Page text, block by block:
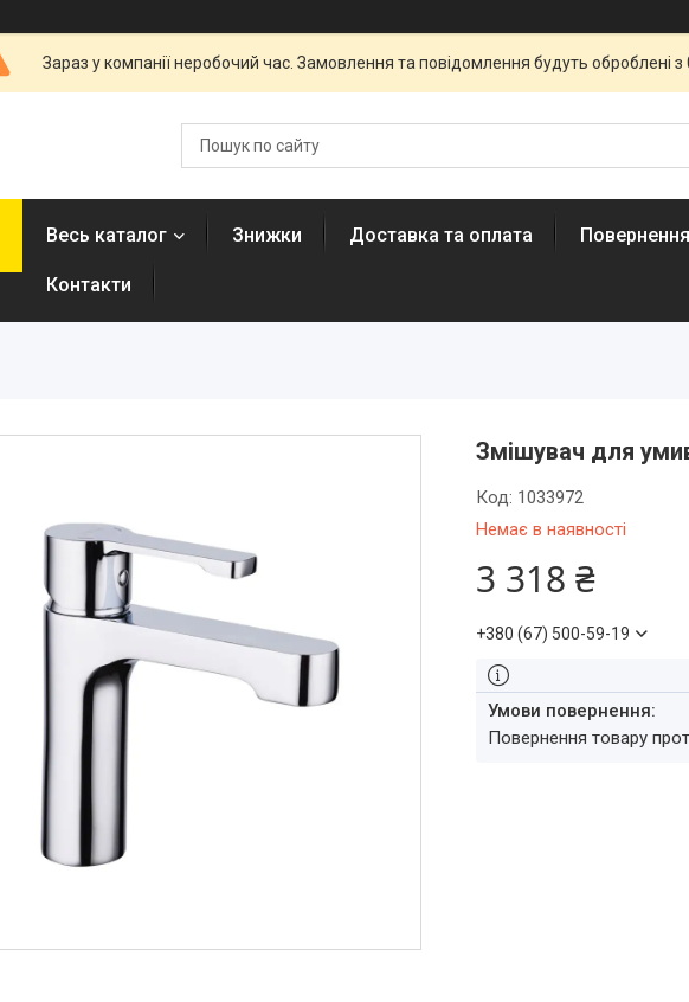
Зараз у компанії неробочий час. Замовлення та повідомлення будуть оброблені
Весь каталог Знижки Доставка та оплата
Контакти
Змішувач для
Немає в наявності
Код: 1033972
3 318 ₴
+380 (67) 500-59-19
повернення товару